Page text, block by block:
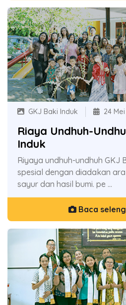
GKJ Baki Induk 24
Riaya Undhuh-
Induk
Riyaya undhuh-undhuh GKJ
spesial dengan diadakan
sayur dan hasil bumi. pe ...
Baca